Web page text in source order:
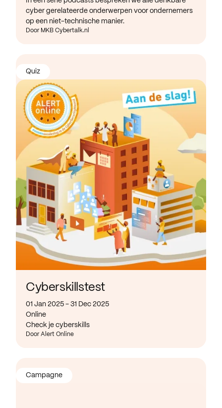
cyber gerelateerde onderwerpen voor ondernemers
op een niet-technische manier.
Door MKB Cybertalk.nl
Cyberskillstest
01 Jan 2025 - 31 Dec 2025
Online
Check je cyberskills
Door Alert Online
Quiz
Campagne